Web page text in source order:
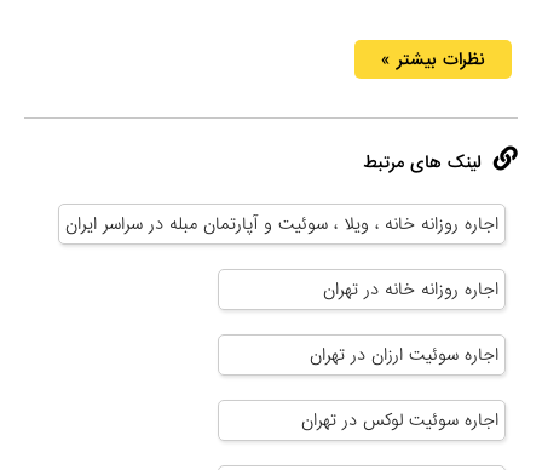
نظرات بیشتر »
لینک های مرتبط
اجاره روزانه خانه ، ویلا ، سوئیت و آپارتمان مبله در سراسر ایران
اجاره روزانه خانه در تهران
اجاره سوئیت ارزان در تهران
اجاره سوئیت لوکس در تهران